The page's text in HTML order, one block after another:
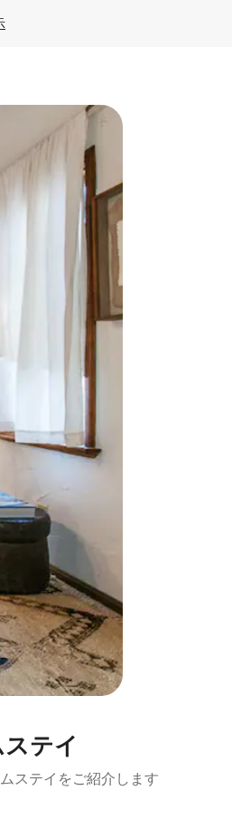
ることができます。
テイ
ステイをご紹介します